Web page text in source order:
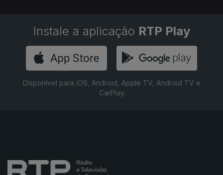
Instale a aplicação RTP Play
Disponível para iOS, Android, Apple TV, Android TV e
CarPlay